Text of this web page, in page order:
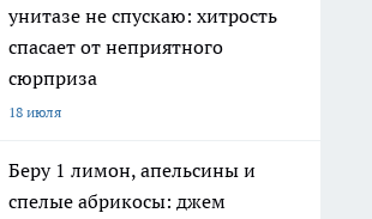
унитазе не спускаю: хитрость
спасает от неприятного
сюрприза
18 июля
Беру 1 лимон, апельсины и
спелые абрикосы: джем